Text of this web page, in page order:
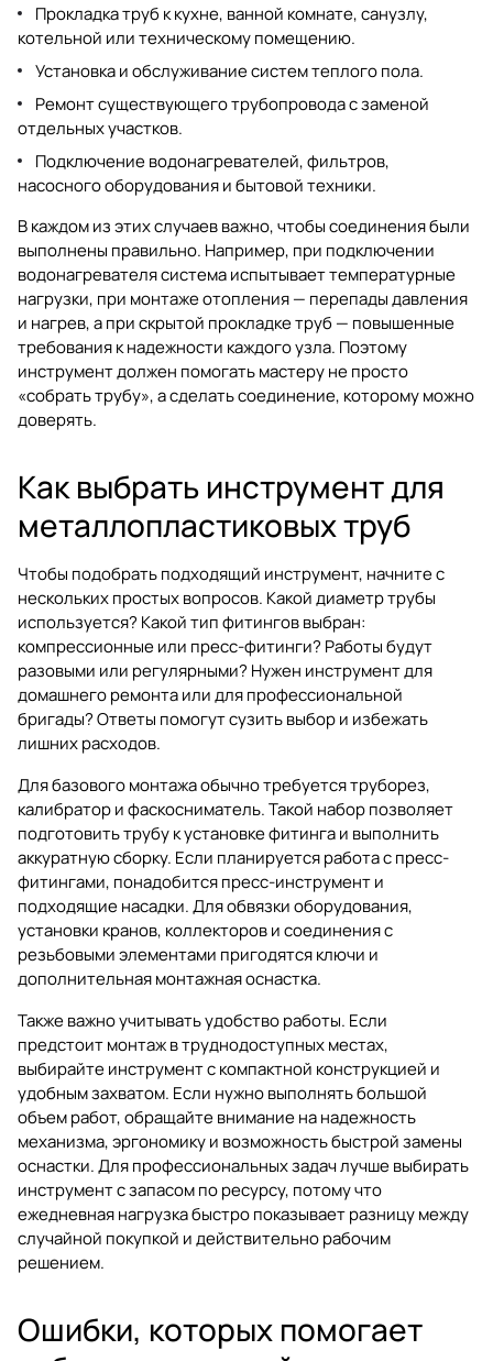
Прокладка труб к кухне, ванной комнате, санузлу,
котельной или техническому помещению.
Установка и обслуживание систем теплого пола.
Ремонт существующего трубопровода с заменой
отдельных участков.
Подключение водонагревателей, фильтров,
насосного оборудования и бытовой техники.
В каждом из этих случаев важно, чтобы соединения были
выполнены правильно. Например, при подключении
водонагревателя система испытывает температурные
нагрузки, при монтаже отопления — перепады давления
и нагрев, а при скрытой прокладке труб — повышенные
требования к надежности каждого узла. Поэтому
инструмент должен помогать мастеру не просто
«собрать трубу», а сделать соединение, которому можно
доверять.
Как выбрать инструмент для
металлопластиковых труб
Чтобы подобрать подходящий инструмент, начните с
нескольких простых вопросов. Какой диаметр трубы
используется? Какой тип фитингов выбран:
компрессионные или пресс-фитинги? Работы будут
разовыми или регулярными? Нужен инструмент для
домашнего ремонта или для профессиональной
бригады? Ответы помогут сузить выбор и избежать
лишних расходов.
Для базового монтажа обычно требуется труборез,
калибратор и фаскосниматель. Такой набор позволяет
подготовить трубу к установке фитинга и выполнить
аккуратную сборку. Если планируется работа с пресс-
фитингами, понадобится пресс-инструмент и
подходящие насадки. Для обвязки оборудования,
установки кранов, коллекторов и соединения с
резьбовыми элементами пригодятся ключи и
дополнительная монтажная оснастка.
Также важно учитывать удобство работы. Если
предстоит монтаж в труднодоступных местах,
выбирайте инструмент с компактной конструкцией и
удобным захватом. Если нужно выполнять большой
объем работ, обращайте внимание на надежность
механизма, эргономику и возможность быстрой замены
оснастки. Для профессиональных задач лучше выбирать
инструмент с запасом по ресурсу, потому что
ежедневная нагрузка быстро показывает разницу между
случайной покупкой и действительно рабочим
решением.
Ошибки, которых помогает